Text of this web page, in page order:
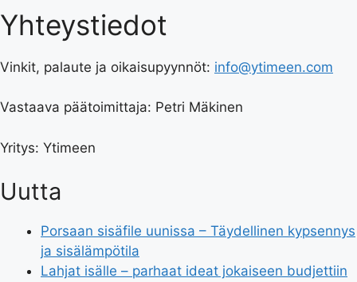
Yhteystiedot
Vinkit, palaute ja oikaisupyynnöt: info@ytimeen.com
Vastaava päätoimittaja: Petri Mäkinen
Yritys: Ytimeen
Uutta
Porsaan sisäfile uunissa – Täydellinen kypsennys
ja sisälämpötila
Lahjat isälle – parhaat ideat jokaiseen budjettiin